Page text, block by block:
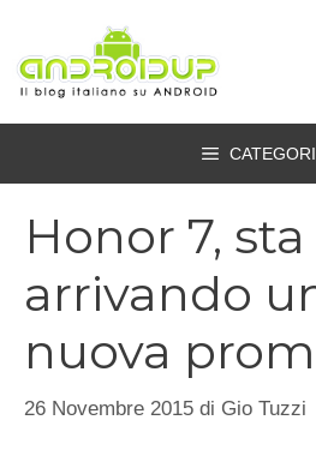
contenuto
Honor 7, sta
arrivando
nuova
26 Novembre 2015 di Gio Tuzzi